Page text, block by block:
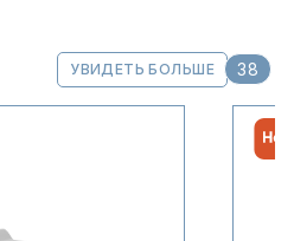
УВИДЕТЬ БОЛЬШЕ 38